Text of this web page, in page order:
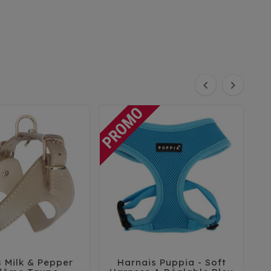
 
Milk & Pepper
Harnais Puppia - Soft